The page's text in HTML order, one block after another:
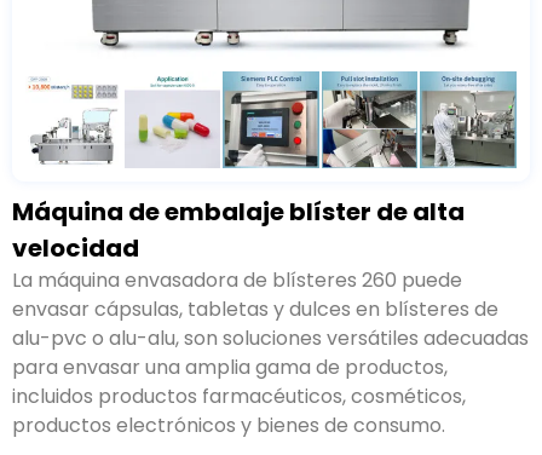
Máquina de embalaje blíster de alta
velocidad
La máquina envasadora de blísteres 260 puede
envasar cápsulas, tabletas y dulces en blísteres de
alu-pvc o alu-alu,son soluciones versátiles adecuadas
para envasar una amplia gama de productos,
incluidos productos farmacéuticos,productos
cosméticos,productos electrónicos y bienes de